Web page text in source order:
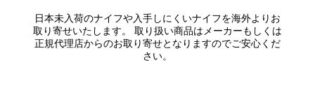
日本未入荷のナイフや入手しにくいナイフを海外よりお
取り寄せいたします。 取り扱い商品はメーカーもしくは
正規代理店からのお取り寄せとなりますのでご安心くだ
さい。